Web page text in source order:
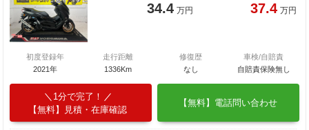
34.4 万円 37.4 万円
初度登録年
2021年
走行距離
1336Km
修復歴
なし
車検/自賠責
自賠責保険無し
1分で完了！
【無料】見積・在庫確認
【無料】電話問い合わせ